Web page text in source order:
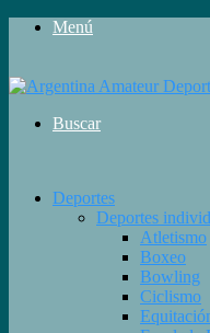
Menú
Buscar
Deportes
Deportes
Atletismo
Boxeo
Bowling
Ciclismo